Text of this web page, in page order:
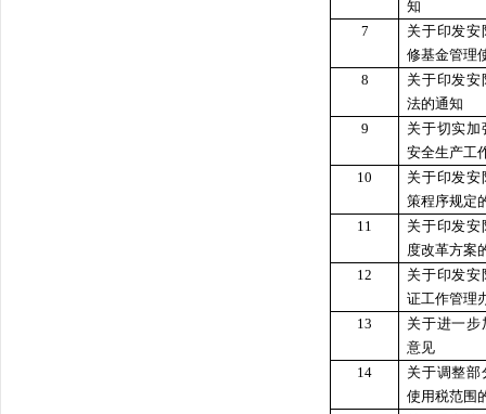
知
7
关于印发
修基金管理
8
关于印发
法的通知
9
关于切实
安全生产工
10
关于印发
策程序规定
11
关于印发
度改革方案
12
关于印发
证工作管理
13
关于进一
意见
14
关于调整
使用税范围